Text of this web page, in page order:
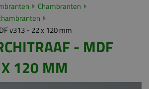
Chambranten
v313 - 22 x 120 mm
- MDF
120 MM